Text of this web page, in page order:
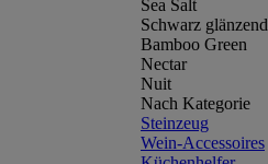
Sea Salt
Schwarz glänzend
Bamboo Green
Nectar
Nuit
Nach Kategorie
Steinzeug
Wein-Accessoires